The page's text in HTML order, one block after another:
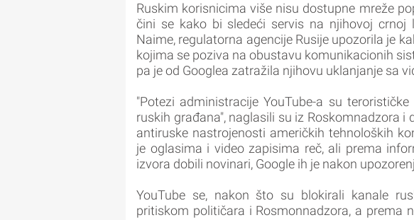
Ruskim korisnicima više nisu dostupne mreže
čini se kako bi sledeći servis na njihovoj crnoj
Naime, regulatorna agencije Rusije upozorila je
kojima se poziva na obustavu komunikacionih
pa je od Googlea zatražila njihovu uklanjanje sa
"Potezi administracije YouTube-a su
ruskih građana", naglasili su iz Roskomnadzora i
antiruske nastrojenosti američkih tehnoloških
je oglasima i video zapisima reč, ali prema
izvora dobili novinari, Google ih je nakon
YouTube se, nakon što su blokirali kanale
pritiskom političara i Rosmonnadzora, a prema